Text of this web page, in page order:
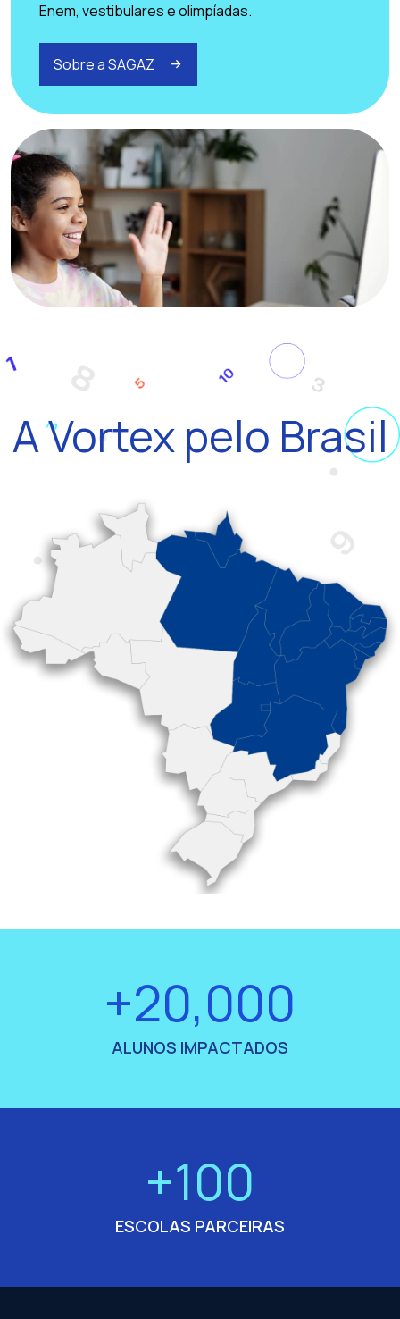
Enem, vestibulares e olimpíadas.
Sobre a SAGAZ
A Vortex pelo Brasil
+20,000
ALUNOS IMPACTADOS
+100
ESCOLAS PARCEIRAS